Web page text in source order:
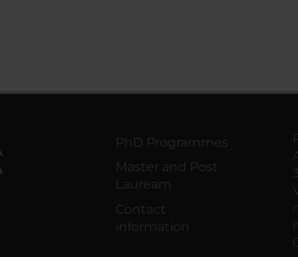
PhD Programmes
Master and Post
Lauream
Contact
information